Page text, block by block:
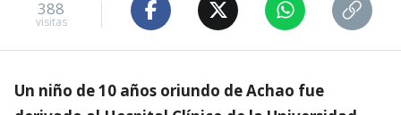
388
visitas
Un niño de 10 años oriundo de Achao fue